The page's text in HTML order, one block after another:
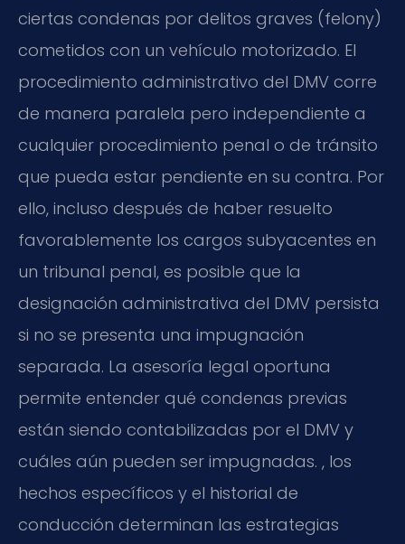
ciertas condenas por delitos graves (felony)
cometidos con un vehículo motorizado. El
procedimiento administrativo del DMV corre
de manera paralela pero independiente a
cualquier procedimiento penal o de tránsito
que pueda estar pendiente en su contra. Por
ello, incluso después de haber resuelto
favorablemente los cargos subyacentes en
un tribunal penal, es posible que la
designación administrativa del DMV persista
si no se presenta una impugnación
separada. La asesoría legal oportuna
permite entender qué condenas previas
están siendo contabilizadas por el DMV y
cuáles aún pueden ser impugnadas. , los
hechos específicos y el historial de
conducción determinan las estrategias